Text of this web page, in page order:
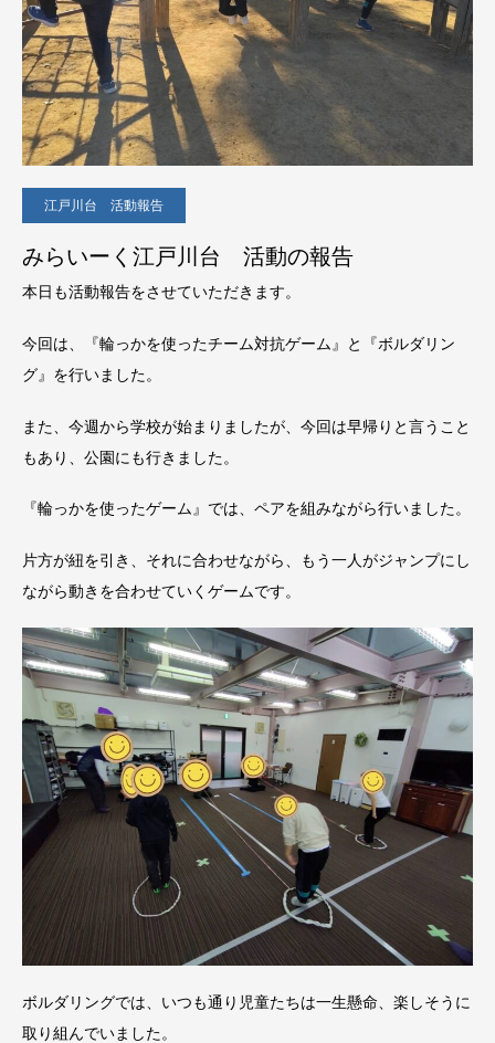
江戸川台 活動報告
みらいーく江戸川台 活動の報告
本日も活動報告をさせていただきます。
今回は、『輪っかを使ったチーム対抗ゲーム』と『ボルダリン
グ』を行いました。
また、今週から学校が始まりましたが、今回は早帰りと言うこと
もあり、公園にも行きました。
『輪っかを使ったゲーム』では、ペアを組みながら行いました。
片方が紐を引き、それに合わせながら、もう一人がジャンプにし
ながら動きを合わせていくゲームです。
ボルダリングでは、いつも通り児童たちは一生懸命、楽しそうに
取り組んでいました。